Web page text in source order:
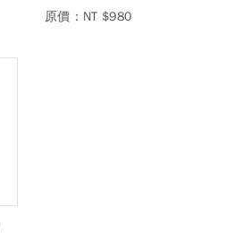
原價：NT $980